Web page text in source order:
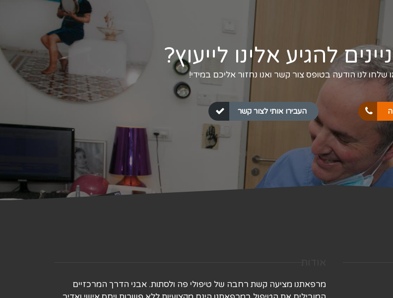
להגיע אלינו לייעוץ?
שלחו לנו הודעה בטופס צור קשר ואנו נחזור אליכם במידי!
העבירו אותי לצור קשר
מרפאתנו מציעה קשת רחבה של טיפולי פה ולסתות. אבני הדרך המרכזיים